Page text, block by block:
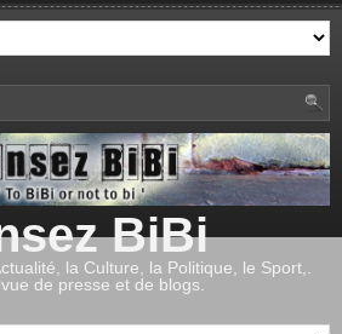
BiBi
la Culture, la Politique, le Sport,.
de presse et de blogs.